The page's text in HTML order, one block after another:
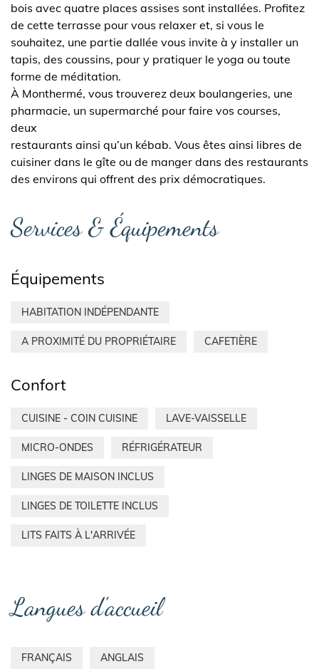
bois avec quatre places assises sont installées. Profitez
de cette terrasse pour vous relaxer et, si vous le
souhaitez, une partie dallée vous invite à y installer un
tapis, des coussins, pour y pratiquer le yoga ou toute
forme de méditation.
À Monthermé, vous trouverez deux boulangeries, une
pharmacie, un supermarché pour faire vos courses,
deux
restaurants ainsi qu’un kébab. Vous êtes ainsi libres de
cuisiner dans le gîte ou de manger dans des restaurants
des environs qui offrent des prix démocratiques.
Services & Équipements
Équipements
HABITATION INDÉPENDANTE
A PROXIMITÉ DU PROPRIÉTAIRE CAFETIÈRE
Confort
CUISINE - COIN CUISINE LAVE-VAISSELLE
MICRO-ONDES RÉFRIGÉRATEUR
LINGES DE MAISON INCLUS
LINGES DE TOILETTE INCLUS
LITS FAITS À L'ARRIVÉE
Langues d'accueil
FRANÇAIS ANGLAIS